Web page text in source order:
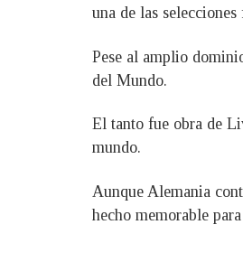
una de las
Pese al amplio
del Mundo.
El tanto fue obra de
mundo.
Aunque Alemania
hecho memorable